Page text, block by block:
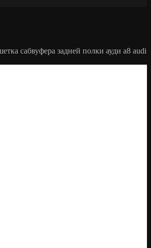
сабвуфера задней полки ауди а8 audi